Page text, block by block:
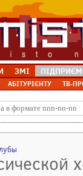
ЗМІ
АБІТУРІЄНТУ ТВ-